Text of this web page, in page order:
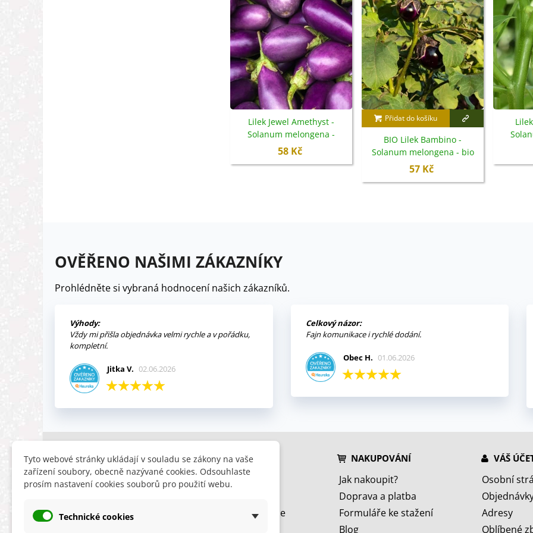
Lilek Jewel Amethyst -
Solanum melongena -
semena - 10 ks
58 Kč
Přidat do košíku
BIO Lilek Bambino -
Solanum melongena - bio
semena - 15 ks
57 Kč
OVĚŘENO NAŠIMI ZÁKAZNÍKY
Prohlédněte si vybraná hodnocení našich zákazníků.
Výhody:
Vždy mi přišla objednávka velmi rychle a v pořádku,
kompletní.
Jitka V. 02.06.2026
Celkový názor:
Fajn komunikace i rychlé dodání.
Obec H. 01.06.2026
INFORMACE
Obchodní podmínky
Ochrana osobních údajů
HLEDÁTE
Slevy
Nyní doporučujeme
NAKUPOVÁNÍ
Jak nakoupit?
Doprava a platba
Formuláře ke stažení
Blog
VÁŠ
Osobní
Adresy
Oblíbené
Tyto webové stránky ukládají v souladu se zákony na vaše
zařízení soubory, obecně nazývané cookies. Odsouhlaste
prosím nastavení cookies souborů pro použití webu.
Technické cookies